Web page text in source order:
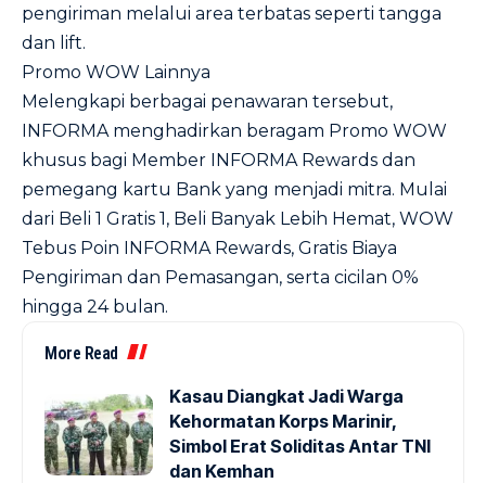
pengiriman melalui area terbatas seperti tangga
dan lift.
Promo WOW Lainnya
Melengkapi berbagai penawaran tersebut,
INFORMA menghadirkan beragam Promo WOW
khusus bagi Member INFORMA Rewards dan
pemegang kartu Bank yang menjadi mitra. Mulai
dari Beli 1 Gratis 1, Beli Banyak Lebih Hemat, WOW
Tebus Poin INFORMA Rewards, Gratis Biaya
Pengiriman dan Pemasangan, serta cicilan 0%
hingga 24 bulan.
More Read
Kasau Diangkat Jadi Warga
Kehormatan Korps Marinir,
Simbol Erat Soliditas Antar TNI
dan Kemhan